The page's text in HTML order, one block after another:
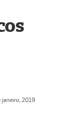
janeiro, 2019